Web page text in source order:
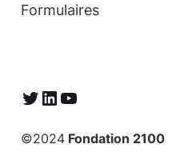
Formulaires
Twitter
LinkedIn
YouTube
©2024 Fondation 2100